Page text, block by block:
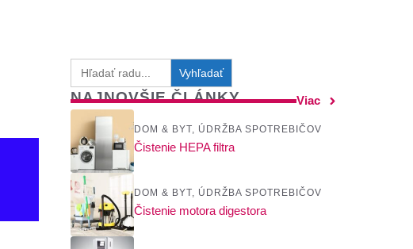
for:
NAJNOVŠIE ČLÁNKY Viac
DOM & BYT, ÚDRŽBA SPOTREBIČOV
Čistenie HEPA filtra
DOM & BYT, ÚDRŽBA SPOTREBIČOV
Čistenie motora digestora